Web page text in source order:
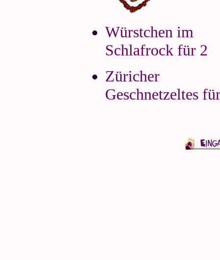
Würstchen im
Schlafrock für 2
Züricher
Geschnetzeltes